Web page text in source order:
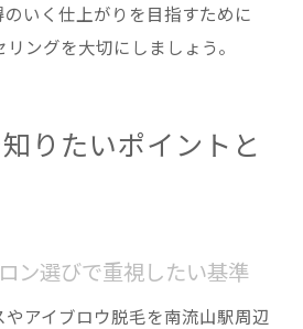
いく仕上がりを目指すために
ングを大切にしましょう。
りたいポイントと
ン選びで重視したい基準
アイブロウ脱毛を南流山駅周辺